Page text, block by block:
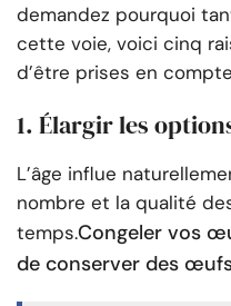
demandez pourquoi
cette voie, voici cinq
d’être prises en
1. Élargir les
L’âge influe
nombre et la qualité
temps.Congeler vos
de conserver des